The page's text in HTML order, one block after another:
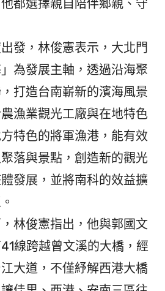
都選擇親自陪伴鄉親、守
發，林俊憲表示，大北門
為發展主軸，透過沿海聚
打造台南嶄新的濱海風景
漁業觀光工廠與在地特色
特色的將軍漁港，能有效
落與景點，創造新的觀光
發展，並將南科的效益擴
林俊憲指出，他與郭國文
線跨越曾文溪的大橋，經
大道，不僅紓解西港大橋